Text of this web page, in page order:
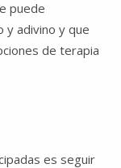
puede
y adivino y que
de terapia
es seguir